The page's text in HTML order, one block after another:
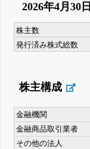
2026年4月30日
株主数
発行済み株式総数
株主構成
金融機関
金融商品取引業者
その他の法人